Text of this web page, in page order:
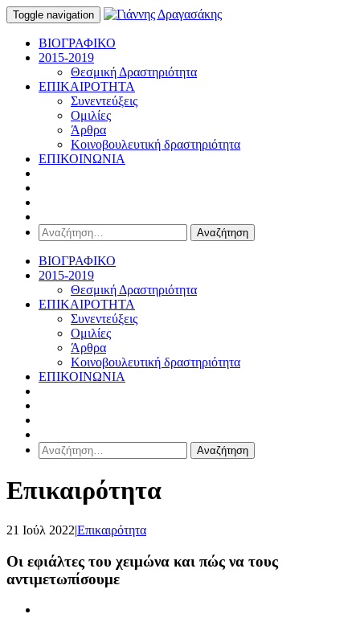
Toggle navigation
ΒΙΟΓΡΑΦΙΚΟ
2015-2019
Θεσμική Δραστηριότητα
ΕΠΙΚΑΙΡΟΤΗΤΑ
Συνεντεύξεις
Ομιλίες
Άρθρα
Κοινοβουλευτική δραστηριότητα
ΕΠΙΚΟΙΝΩΝΙΑ
Αναζήτηση
για:
ΒΙΟΓΡΑΦΙΚΟ
2015-2019
Θεσμική Δραστηριότητα
ΕΠΙΚΑΙΡΟΤΗΤΑ
Συνεντεύξεις
Ομιλίες
Άρθρα
Κοινοβουλευτική δραστηριότητα
ΕΠΙΚΟΙΝΩΝΙΑ
Αναζήτηση
για:
Επικαιρότητα
21 Ιούλ 2022|Επικαιρότητα
Οι εφιάλτες του χειμώνα και πώς να τους
αντιμετωπίσουμε